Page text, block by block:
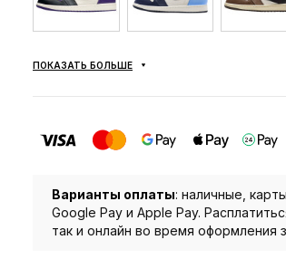
ПОКАЗАТЬ БОЛЬШЕ
Варианты оплаты: наличные,
Google Pay и Apple Pay.
так и онлайн во время оформления